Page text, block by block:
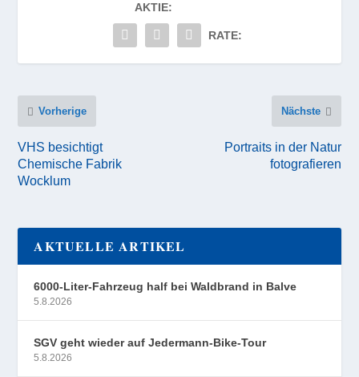
AKTIE:
RATE:
Vorherige
VHS besichtigt
Chemische Fabrik
Wocklum
Nächste
Portraits in der Natur
fotografieren
AKTUELLE ARTIKEL
6000-Liter-Fahrzeug half bei Waldbrand in Balve
5.8.2026
SGV geht wieder auf Jedermann-Bike-Tour
5.8.2026